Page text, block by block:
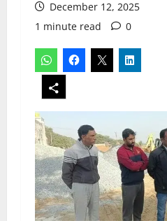
December 12, 2025
1 minute read
0